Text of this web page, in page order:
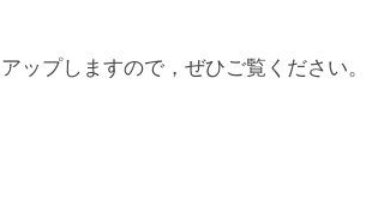
ップしますので，ぜひご覧ください。